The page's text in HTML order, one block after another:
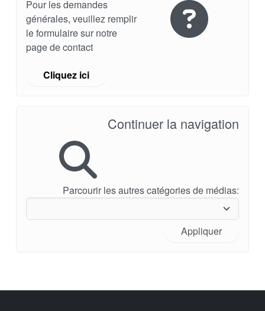
Vidéo
Pour les demandes
générales, veuillez remplir
le formulaire sur notre
page de contact
Cliquez ici
Continuer la navigation
Parcourir les autres catégories de médias:
Appliquer